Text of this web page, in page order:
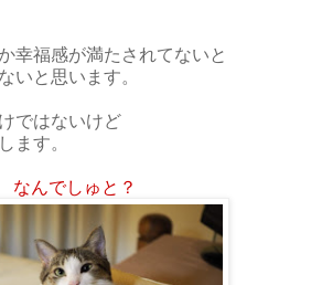
幸福感が満たされてないと
いと思います。
ではないけど
ます。
なんでしゅと？